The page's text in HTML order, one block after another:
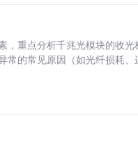
重点分析千兆光模块的收光
常的常见原因（如光纤损耗